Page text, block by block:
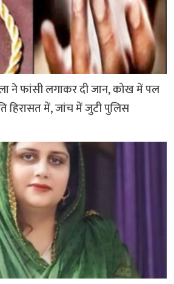
ने फांसी लगाकर दी जान, कोख में पल
हिरासत में, जांच में जुटी पुलिस